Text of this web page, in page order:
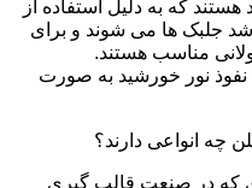
که به دلیل استفاده از
جلبک ها می شوند و برای
مناسب هستند.
نفوذ نور خورشید به صورت
چه انواعی دارند؟
که در صنعت قالب گیری